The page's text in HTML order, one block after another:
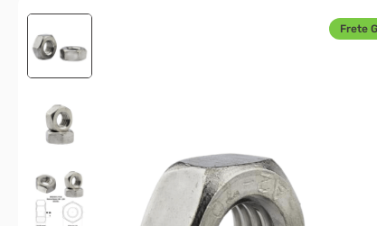
Frete
º
presto
rodizio
º
parafuso madeira
rebite rosca
parafuso allen 5
parafuso 5